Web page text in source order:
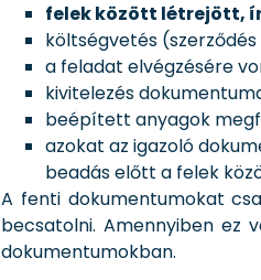
felek között létrejött,
költségvetés
a feladat elvégzésére
kivitelezés
beépített anyagok
azokat az igazoló
beadás előtt a felek
A fenti dokumentumokat
becsatolni. Amennyiben ez
dokumentumokban.